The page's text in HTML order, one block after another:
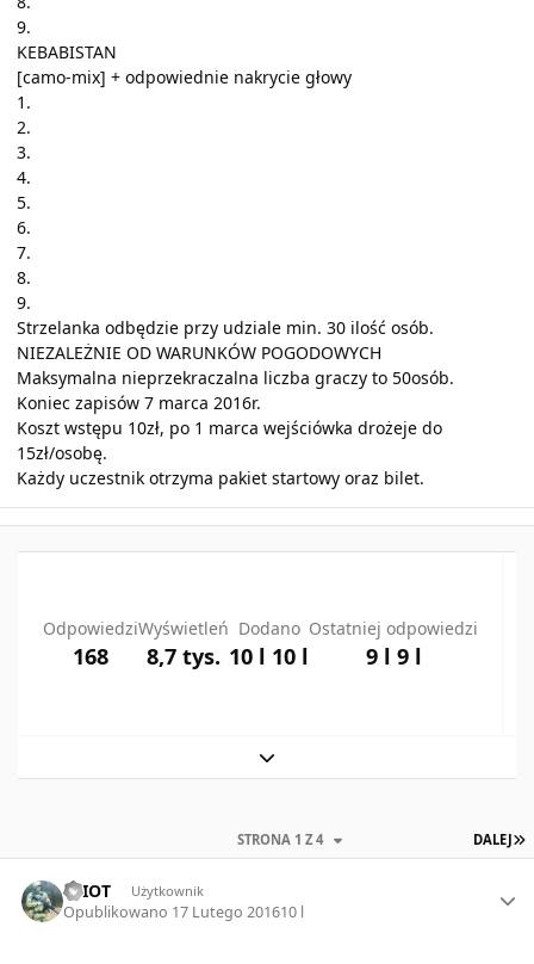
9.
KEBABISTAN
[camo-mix] + odpowiednie nakrycie głowy
1.
2.
3.
4.
5.
6.
7.
8.
9.
Strzelanka odbędzie przy udziale min. 30 ilość osób.
NIEZALEŻNIE OD WARUNKÓW POGODOWYCH
Maksymalna nieprzekraczalna liczba graczy to 50osób.
Koniec zapisów 7 marca 2016r.
Koszt wstępu 10zł, po 1 marca wejściówka drożeje do
15zł/osobę.
Każdy uczestnik otrzyma pakiet startowy oraz bilet.
Odpowiedzi
168
Wyświetleń
8,7 tys.
Dodano
10 l 10 l
Ostatniej odpowiedzi
9 l 9 l
Expand topic overview
DALEJ
STRONA 1 Z 4
ELIOT Użytkownik
Opublikowano 17 Lutego 201610 l